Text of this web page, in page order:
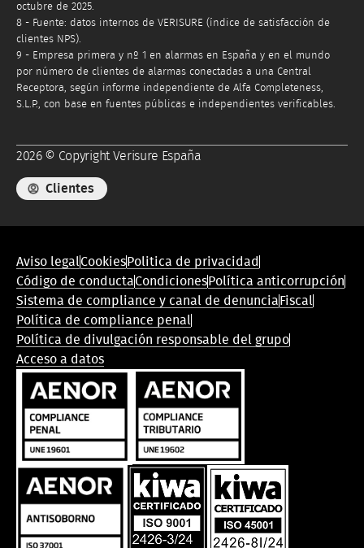
octubre de 2025.
8 - Fuente: datos internos de VERISURE (índice de satisfacción de
clientes NPS).
9 - Empresa primera y nº 1 en alarmas en España y en el mundo
por número de clientes de alarmas conectadas a una Central
Receptora, según informe independiente de Alfa Completeness,
S.L.P., con base en fuentes públicas e independientes verificables.
2026 © Copyright Verisure España
Clientes
Menú
de
conformidad
legal
Aviso legal Cookies Politica de privacidad
Código de conductaCondiciones Política anticorrupción
Sistema de compliance y canal de denuncia Fiscal
Política de compliance penal
Política de divulgación responsable del grupo
Acceso a datos